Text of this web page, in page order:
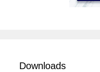
Downloads